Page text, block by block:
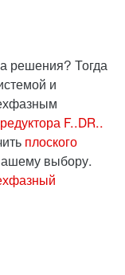
решения? Тогда
и
F..DR..
плоского
выбору.